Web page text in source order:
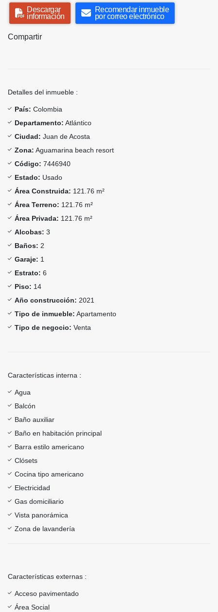
Descargar
información
Recomendar inmueble
por correo electrónico
Compartir
Detalles del inmueble :
País: Colombia
Departamento: Atlántico
Ciudad: Juan de Acosta
Zona: Aguamarina beach resort
Código: 7446940
Estado: Usado
Área Construida: 121.76 m²
Área Terreno: 121.76 m²
Área Privada: 121.76 m²
Alcobas: 3
Baños: 2
Garaje: 1
Estrato: 6
Piso: 14
Año construcción: 2021
Tipo de inmueble: Apartamento
Tipo de negocio: Venta
Características interna :
Agua
Balcón
Baño auxiliar
Baño en habitación principal
Barra estilo americano
Clósets
Cocina tipo americano
Electricidad
Gas domiciliario
Vista panorámica
Zona de lavandería
Características externas :
Acceso pavimentado
Área Social